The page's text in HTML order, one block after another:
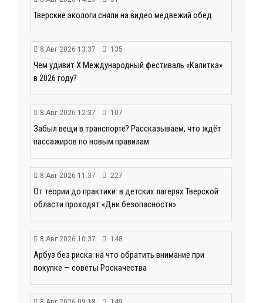
Тверские экологи сняли на видео медвежий обед
8 Авг 2026 13:37 135
Чем удивит X Международный фестиваль «Калитка»
в 2026 году?
8 Авг 2026 12:37 107
Забыл вещи в транспорте? Рассказываем, что ждёт
пассажиров по новым правилам
8 Авг 2026 11:37 227
От теории до практики: в детских лагерях Тверской
области проходят «Дни безопасности»
8 Авг 2026 10:37 148
Арбуз без риска: на что обратить внимание при
покупке — советы Роскачества